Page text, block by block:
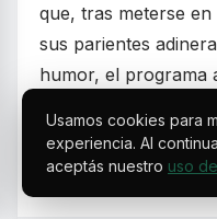
que, tras meterse
sus parientes
humor, el programa
socioeconómicas,
momentos emotivos.
Usamos cookies para
experiencia. Al
aceptás nuestro uso